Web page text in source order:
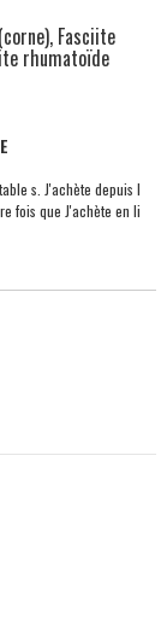
Fasciite
rhumatoïde
s. J'achète depuis l
fois que J'achète en li